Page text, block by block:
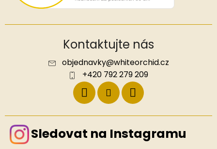
Kontaktujte nás
objednavky@whiteorchid.cz
+420 792 279 209
Sledovat na Instagramu